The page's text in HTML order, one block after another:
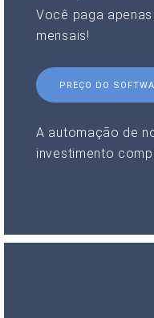
Você paga
mensais!
PREÇO DO
A automação de
investimento